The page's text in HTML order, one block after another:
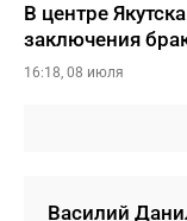
В центре
заключения
16:18, 08 июля
Василий